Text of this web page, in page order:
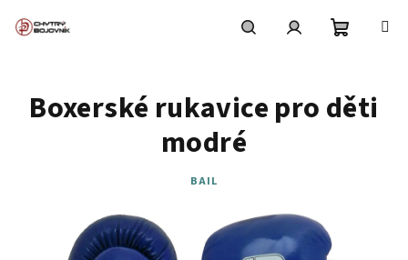
košík
Boxerské rukavice pro děti
modré
BAIL